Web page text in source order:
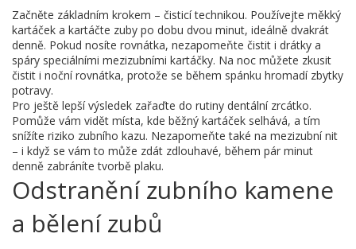
Začněte základním krokem – čisticí technikou. Používejte měkký
kartáček a kartáčte zuby po dobu dvou minut, ideálně dvakrát
denně. Pokud nosíte rovnátka, nezapomeňte čistit i drátky a
spáry speciálními mezizubními kartáčky. Na noc můžete zkusit
čistit i noční rovnátka, protože se během spánku hromadí zbytky
potravy.
Pro ještě lepší výsledek zařaďte do rutiny dentální zrcátko.
Pomůže vám vidět místa, kde běžný kartáček selhává, a tím
snížíte riziko zubního kazu. Nezapomeňte také na mezizubní nit
– i když se vám to může zdát zdlouhavé, během pár minut
denně zabráníte tvorbě plaku.
Odstranění zubního kamene
a bělení zubů